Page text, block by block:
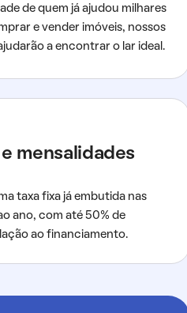
de quem já ajudou milhares
e vender imóveis, nossos
a encontrar o lar ideal.
mensalidades
taxa fixa já embutida nas
ano, com até 50% de
ao financiamento.